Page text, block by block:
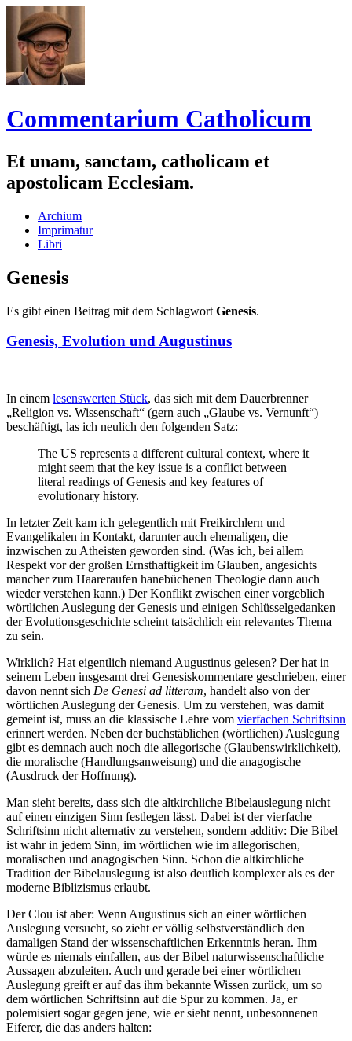
Commentarium Catholicum
Et unam, sanctam, catholicam et
apostolicam Ecclesiam.
Zum
Inhalt
springen
Archium
Imprimatur
Libri
Genesis
Es gibt einen Beitrag mit dem Schlagwort Genesis.
Genesis, Evolution und Augustinus
In einem lesenswerten Stück, das sich mit dem Dauerbrenner
„Religion vs. Wissenschaft“ (gern auch „Glaube vs. Vernunft“)
beschäftigt, las ich neulich den folgenden Satz:
The US represents a different cultural context, where it
might seem that the key issue is a conflict between
literal readings of Genesis and key features of
evolutionary history.
In letzter Zeit kam ich gelegentlich mit Freikirchlern und
Evangelikalen in Kontakt, darunter auch ehemaligen, die
inzwischen zu Atheisten geworden sind. (Was ich, bei allem
Respekt vor der großen Ernsthaftigkeit im Glauben, angesichts
mancher zum Haareraufen hanebüchenen Theologie dann auch
wieder verstehen kann.) Der Konflikt zwischen einer vorgeblich
wörtlichen Auslegung der Genesis und einigen Schlüsselgedanken
der Evolutionsgeschichte scheint tatsächlich ein relevantes Thema
zu sein.
Wirklich? Hat eigentlich niemand Augustinus gelesen? Der hat in
seinem Leben insgesamt drei Genesiskommentare geschrieben, einer
davon nennt sich De Genesi ad litteram, handelt also von der
wörtlichen Auslegung der Genesis. Um zu verstehen, was damit
gemeint ist, muss an die klassische Lehre vom vierfachen Schriftsinn
erinnert werden. Neben der buchstäblichen (wörtlichen) Auslegung
gibt es demnach auch noch die allegorische (Glaubenswirklichkeit),
die moralische (Handlungsanweisung) und die anagogische
(Ausdruck der Hoffnung).
Man sieht bereits, dass sich die altkirchliche Bibelauslegung nicht
auf einen einzigen Sinn festlegen lässt. Dabei ist der vierfache
Schriftsinn nicht alternativ zu verstehen, sondern additiv: Die Bibel
ist wahr in jedem Sinn, im wörtlichen wie im allegorischen,
moralischen und anagogischen Sinn. Schon die altkirchliche
Tradition der Bibelauslegung ist also deutlich komplexer als es der
moderne Biblizismus erlaubt.
Der Clou ist aber: Wenn Augustinus sich an einer wörtlichen
Auslegung versucht, so zieht er völlig selbstverständlich den
damaligen Stand der wissenschaftlichen Erkenntnis heran. Ihm
würde es niemals einfallen, aus der Bibel naturwissenschaftliche
Aussagen abzuleiten. Auch und gerade bei einer wörtlichen
Auslegung greift er auf das ihm bekannte Wissen zurück, um so
dem wörtlichen Schriftsinn auf die Spur zu kommen. Ja, er
polemisiert sogar gegen jene, wie er sieht nennt, unbesonnenen
Eiferer, die das anders halten: